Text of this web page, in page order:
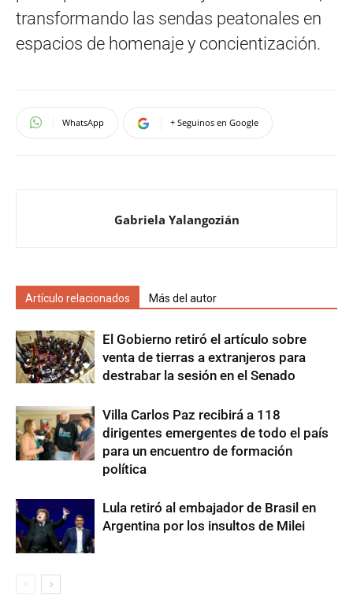
transformando las sendas peatonales en
espacios de homenaje y concientización.
WhatsApp + Seguinos en Google
Gabriela Yalangozián
Artículo relacionados Más del autor
El Gobierno retiró el artículo sobre
venta de tierras a extranjeros para
destrabar la sesión en el Senado
Villa Carlos Paz recibirá a 118
dirigentes emergentes de todo el país
para un encuentro de formación
política
Lula retiró al embajador de Brasil en
Argentina por los insultos de Milei